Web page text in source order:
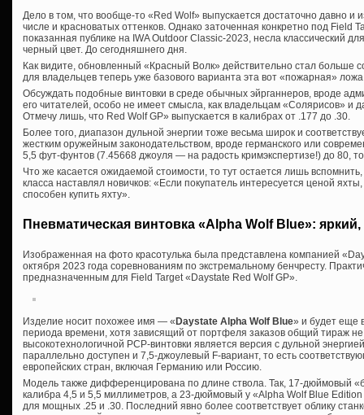
Дело в том, что вообще-то «Red Wolf» выпускается достаточно давно и
числе и красноватых оттенков. Однако заточенная конкретно под Field
показанная публике на IWA Outdoor Classic-2023, несла классический
черный цвет. До сегодняшнего дня.
Как видите, обновленный «Красный Волк» действительно стал больше
для владельцев теперь уже базового варианта эта вот «пожарная»
Обсуждать подобные винтовки в среде обычных эйрганнеров, вроде
его читателей, особо не имеет смысла, как владельцам «Солярисов» и
Отмечу лишь, что Red Wolf GP» выпускается в калибрах от .177 до .30.
Более того, диапазон дульной энергии тоже весьма широк и
жестким оружейным законодательством, вроде германского или
5,5 фут-фунтов (7.45668 джоуля — на радость кримэкспертизе!) до 80,
Что же касается ожидаемой стоимости, то тут остается лишь
класса наставлял новичков: «Если покупатель интересуется ценой
способен купить яхту».
Пневматическая винтовка «Alpha Wolf Blue»:
Изображенная на фото красотулька была представлена компанией
октября 2023 года соревнованиям по экстремальному бенчресту.
предназначенным для Field Target «Daystate Red Wolf GP».
Изделие носит похожее имя — « Daystate Alpha Wolf Blue» и будет еще
периода времени, хотя зависящий от портфеля заказов общий тираж
высокотехнологичной PCP-винтовки является версия с дульной
параллельно доступен и 7,5-джоулевый F-вариант, то есть
европейских стран, включая Германию или Россию.
Модель также дифференцирована по длине ствола. Так, 17-дюймовый
калибра 4,5 и 5,5 миллиметров, а 23-дюймовый у «Alpha Wolf Blue
для мощных .25 и .30. Последний явно более соответствует облику